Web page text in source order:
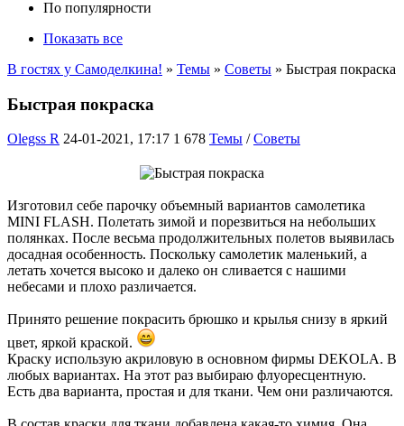
По популярности
Показать все
В гостях у Самоделкина! » Темы » Советы » Быстрая покраска
Быстрая покраска
Olegss R 24-01-2021, 17:17 1 678 Темы /Советы
Изготовил себе парочку объемный вариантов самолетика
MINI FLASH. Полетать зимой и порезвиться на небольших
полянках. После весьма продолжительных полетов выявилась
досадная особенность. Поскольку самолетик маленький, а
летать хочется высоко и далеко он сливается с нашими
небесами и плохо различается.
Принято решение покрасить брюшко и крылья снизу в яркий
цвет, яркой краской.
Краску использую акриловую в основном фирмы DEKOLA. В
любых вариантах. На этот раз выбираю флуоресцентную.
Есть два варианта, простая и для ткани. Чем они различаются.